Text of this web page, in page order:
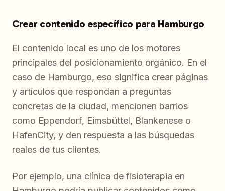
Crear contenido específico para Hamburgo
El contenido local es uno de los motores
principales del posicionamiento orgánico. En el
caso de Hamburgo, eso significa crear páginas
y artículos que respondan a preguntas
concretas de la ciudad, mencionen barrios
como Eppendorf, Eimsbüttel, Blankenese o
HafenCity, y den respuesta a las búsquedas
reales de tus clientes.
Por ejemplo, una clínica de fisioterapia en